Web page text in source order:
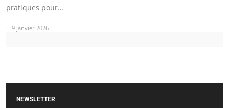
pratiques pour…
9 janvier 2026
NEWSLETTER